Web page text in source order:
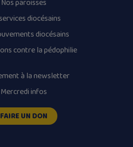
Nos paroisses
diocésains
diocésains
contre la pédophilie
à la newsletter
Mercredi infos
FAIRE UN DON